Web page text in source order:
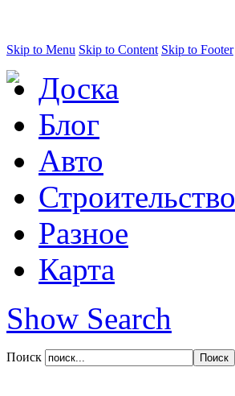
Skip to Menu Skip to Content Skip to Footer
Доска
Блог
Авто
Строительство
Разное
Карта
Show Search
Поиск